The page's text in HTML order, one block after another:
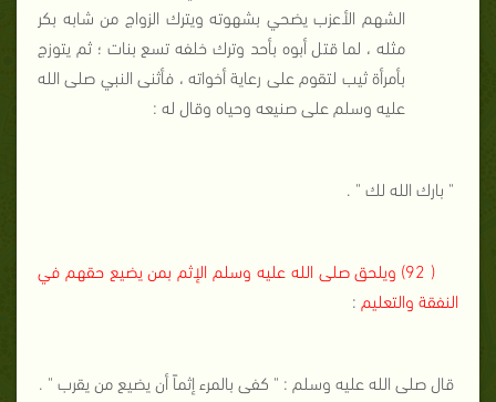
الشهم الأعزب يضحي بشهوته ويترك الزواج من شابه بكر
مثله ، لما قتل أبوه بأحد وترك خلفه تسع بنات ؛ ثم يتوزج
بأمرأة ثيب لتقوم على رعاية أخواته ، فأثنى النبي صلى الله
عليه وسلم على صنيعه وحياه وقال له :
" بارك الله لك " .
( 92) ويلحق صلى الله عليه وسلم الإثم بمن يضيع حقهم في
النفقة والتعليم :
قال صلى الله عليه وسلم : " كفى بالمرء إثماً أن يضيع من يقرب " .